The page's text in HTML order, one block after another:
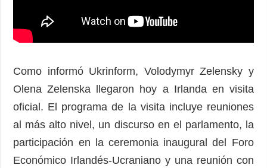
Como informó Ukrinform, Volodymyr Zelensky y
Olena Zelenska llegaron hoy a Irlanda en visita
oficial. El programa de la visita incluye reuniones
al más alto nivel, un discurso en el parlamento, la
participación en la ceremonia inaugural del Foro
Económico Irlandés-Ucraniano y una reunión con